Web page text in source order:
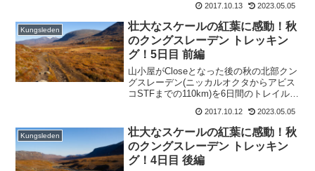
目 後編 アレスヤーレ小屋とテント場」を
レポートします。
2017.10.13 2023.05.05
Kungsleden
壮大なスケールの紅葉に感動！秋
のクングスレーデン トレッキン
グ！5日目 前編
山小屋がCloseとなった後の秋の北部クン
グスレーデン(ニッカルオクタからアビス
コSTFまでの110km)を6日間のトレイルハ
目 前編 チェクチャからアレスヤーレへ」
をレポートします。
2017.10.12 2023.05.05
Kungsleden
壮大なスケールの紅葉に感動！秋
のクングスレーデン トレッキン
グ！4日目 後編